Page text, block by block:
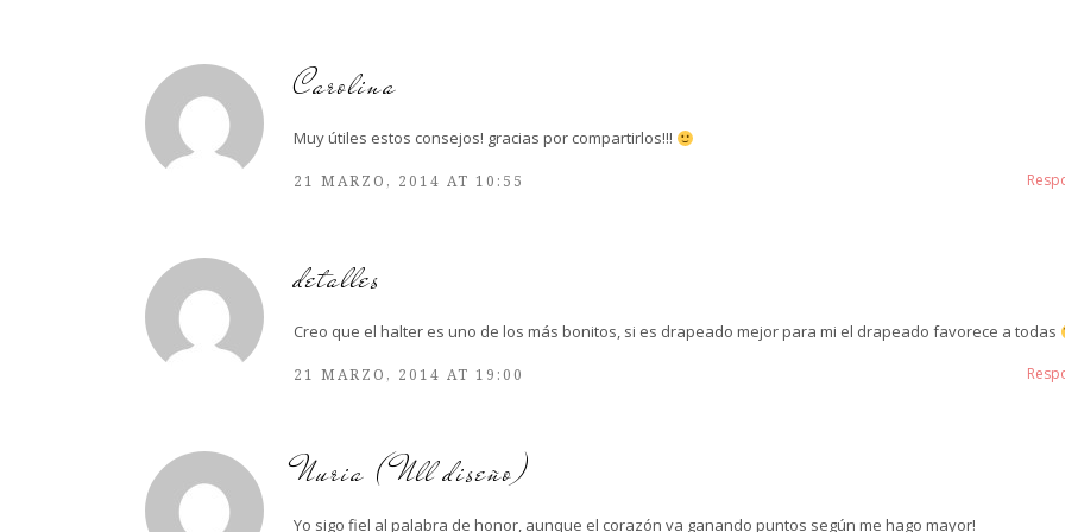
Carolina
Muy útiles estos consejos! gracias por compartirlos!!!
21 MARZO, 2014 AT 10:55
detalles
Creo que el halter es uno de los más bonitos, si es drapeado mejor para mi el drapeado favorece a todas
21 MARZO, 2014 AT 19:00
Nuria (Nll diseño)
Yo sigo fiel al palabra de honor, aunque el corazón va ganando puntos según me hago mayor!